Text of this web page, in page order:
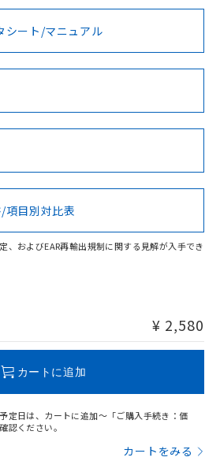
利用いただく前に、以下を必ずお読
・凡例
Cd Cr(VI)
在する可能性があります。
型式承認
ルウェー
BV型式承認
（フランス
KR型式
（韓国
No No
の製品の規格認証/適合状況ページへ
こちらのページからご検索ください
シート/マニュアル
項目別対比表
、およびEAR再輸出規制に関する見解が入手でき
¥ 2,580
カートに追加
定日は、カートに追加～「ご購入手続き：価
認ください。
カートをみる